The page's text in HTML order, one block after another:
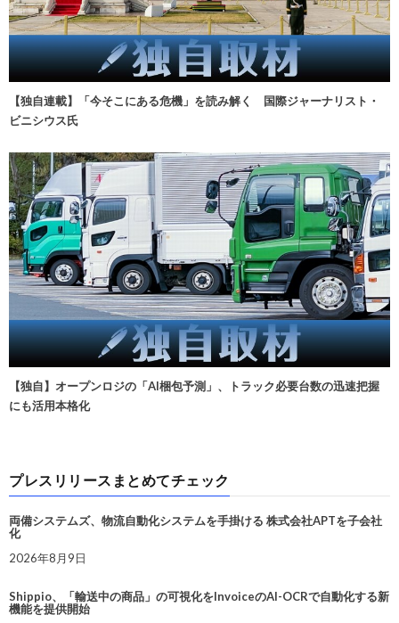
【独自連載】「今そこにある危機」を読み解く 国際ジャーナリスト・
ビニシウス氏
【独自】オープンロジの「AI梱包予測」、トラック必要台数の迅速把握
にも活用本格化
プレスリリースまとめてチェック
両備システムズ、物流自動化システムを手掛ける 株式会社APTを子会社
化
2026年8月9日
Shippio、「輸送中の商品」の可視化をInvoiceのAI-OCRで自動化する新
機能を提供開始